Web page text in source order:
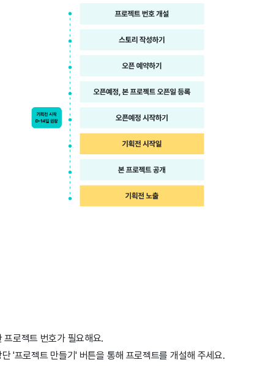
프로젝트 번호가 필요해요.
'프로젝트 만들기' 버튼을 통해 프로젝트를 개설해 주세요.